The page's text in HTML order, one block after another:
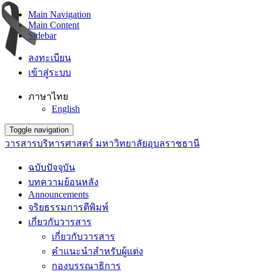
Main Navigation
Main Content
Sidebar
ลงทะเบียน
เข้าสู่ระบบ
ภาษาไทย
English
Toggle navigation
วารสารบริหารศาสตร์ มหาวิทยาลัยอุบลราชธานี
ฉบับปัจจุบัน
บทความย้อนหลัง
Announcements
จริยธรรมการตีพิมพ์
เกี่ยวกับวารสาร
เกี่ยวกับวารสาร
คำแนะนำสำหรับผู้แต่ง
กองบรรณาธิการ